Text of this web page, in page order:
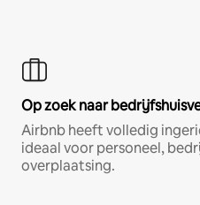
Op zoek naar
Airbnb heeft volledig
ideaal voor personeel,
overplaatsing.